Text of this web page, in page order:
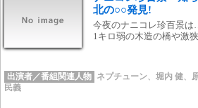
北の○○発見!
今夜のナニコレ珍百景
1キロ弱の木造の橋や激
出演者／番組関連人物 ネプチューン、 堀内 健、
民義